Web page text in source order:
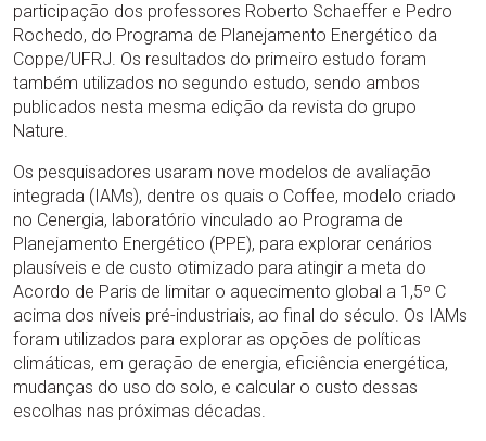
participação dos professores Roberto Schaeffer e Pedro
Rochedo, do Programa de Planejamento Energético da
Coppe/UFRJ. Os resultados do primeiro estudo foram
também utilizados no segundo estudo, sendo ambos
publicados nesta mesma edição da revista do grupo
Nature.
Os pesquisadores usaram nove modelos de avaliação
integrada (IAMs), dentre os quais o Coffee, modelo criado
no Cenergia, laboratório vinculado ao Programa de
Planejamento Energético (PPE), para explorar cenários
plausíveis e de custo otimizado para atingir a meta do
Acordo de Paris de limitar o aquecimento global a 1,5º C
acima dos níveis pré-industriais, ao final do século. Os IAMs
foram utilizados para explorar as opções de políticas
climáticas, em geração de energia, eficiência energética,
mudanças do uso do solo, e calcular o custo dessas
escolhas nas próximas décadas.